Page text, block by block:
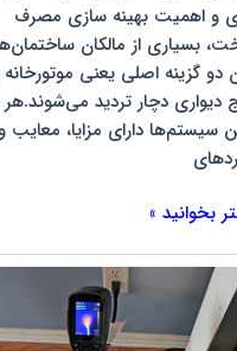
و اهمیت بهینه‌ سازی مصرف
بسیاری از مالکان
دو گزینه اصلی یعنی
دیواری دچار تردید
سیستم‌ها دارای مزایا، معایب و
بخوانید »